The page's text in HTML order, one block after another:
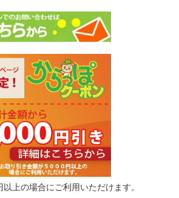
上の場合にご利用いただけます。